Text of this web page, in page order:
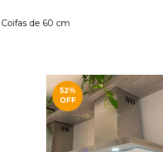
Coifas de 60 cm
52%
OFF